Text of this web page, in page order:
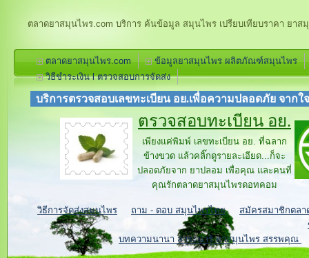
ตลาดยาสมุนไพร.com บริการ ค้นข้อมูล สมุนไพร เปรียบเทียบราคา ยา
ตลาดยาสมุนไพร.com
ข้อมูลยาสมุนไพร ผลิตภัณฑ์สมุนไพร
วิธีชำระเงิน l ตรวจสอบการจัดส่ง
บริการตรวจสอบเลขทะเบียน อย.เพื่อความปลอดภัย จา
ตรวจสอบทะเบียน อย.
เพียงแค่พิมพ์ เลขทะเบียน อย. ที่ฉลาก
ข้างขวด แล้วคลิ๊กดูรายละเอียด...ก็จะ
ปลอดภัยจาก ยาปลอม เพื่อคุณ และคนที่
คุณรักตลาดยาสมุนไพรดอทคอม
วิธีการจัดส่งสมุนไพร ถาม - ตอบ สมุนไพรไทย
สมัครสมาชิกตลา
บทความนานา สาระน่ารู้ ยาสมุนไพร สรรพคุณ